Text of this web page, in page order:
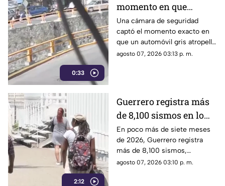
0:33
momento en que
vehículo embiste a una
familia en
Chilpancingo
Una cámara de seguridad
captó el momento exacto en
que un automóvil gris atropelló
a una familia que caminaba
agosto 07, 2026 03:13 p. m.
2:12
Guerrero registra más
de 8,100 sismos en lo
que va de 2026, el año
con mayor sismicidad
de los últimos cinco
años
En poco más de siete meses
de 2026, Guerrero registra
más de 8,100 sismos,
posicionándose como el año
agosto 07, 2026 03:10 p. m.